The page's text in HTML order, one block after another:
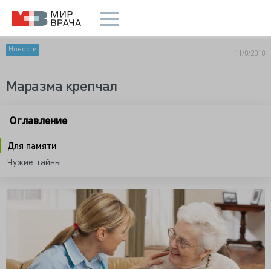
Новости 11/8/2018
Маразма крепчал
Оглавление
Для памяти
Чужие тайны